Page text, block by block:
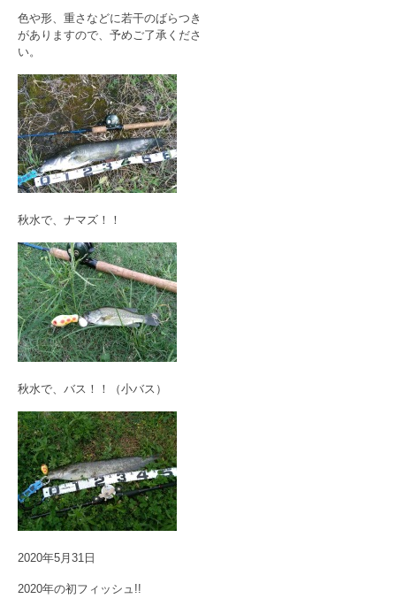
色や形、重さなどに若干のばらつき
がありますので、予めご了承くださ
い。
秋水で、ナマズ！！
秋水で、バス！！（小バス）
2020年5月31日
2020年の初フィッシュ!!